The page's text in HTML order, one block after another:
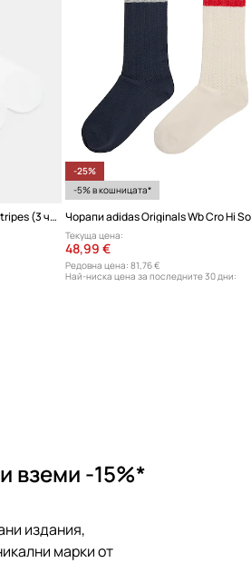
Чорапи adidas Originals 3-Stripes (3 чифта)
-25%
-5% в кошницата*
Текуща цена:
48,99 €
Редовна цена: 81,76 €
Най-ниска цена за последните 30 дни:
вземи -15%*
издания,
марки от